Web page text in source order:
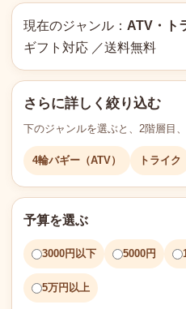
現在のジャンル： ATV・ト
ギフト対応 ／送料無料
さらに詳しく絞り込む
下のジャンルを選ぶと、2階層目
4輪バギー（ATV） トライク
予算を選ぶ
3000円以下 5000円
5万円以上